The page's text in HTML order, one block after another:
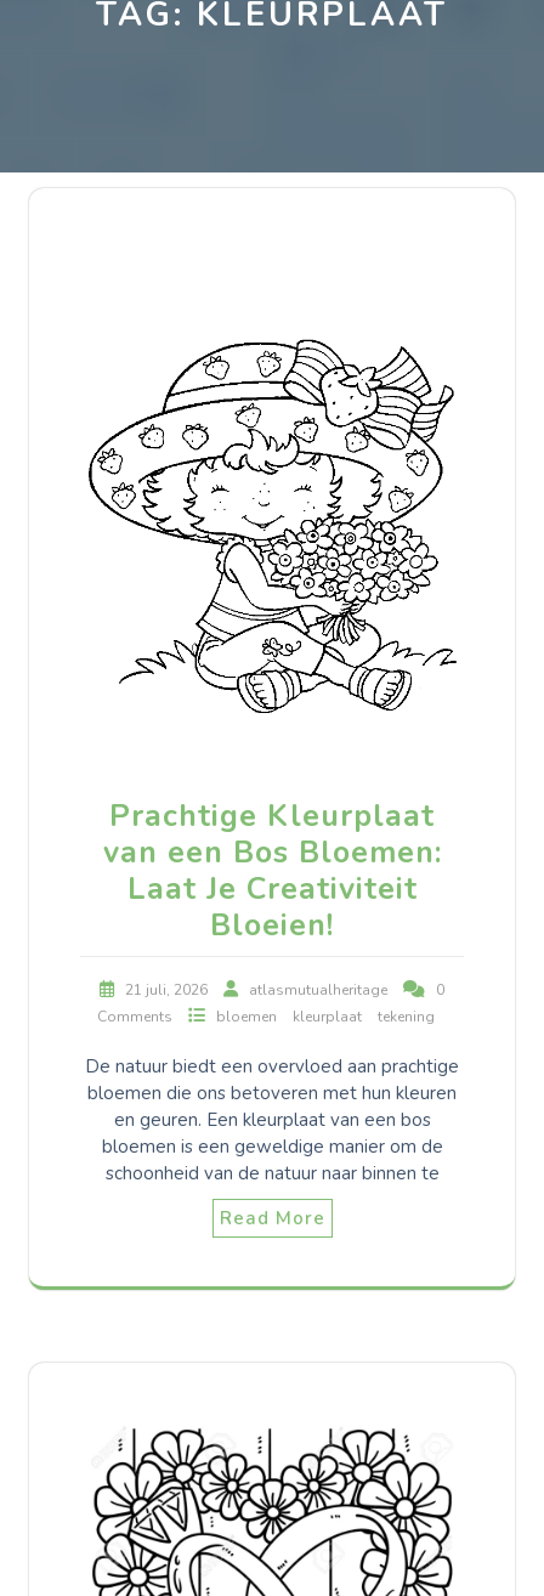
TAG: KLEURPLAAT
Prachtige Kleurplaat
van een Bos Bloemen:
Laat Je Creativiteit
Bloeien!
21 juli, 2026 atlasmutualheritage
0
Comments
bloemen kleurplaat tekening
De natuur biedt een overvloed aan prachtige
bloemen die ons betoveren met hun kleuren
en geuren. Een kleurplaat van een bos
bloemen is een geweldige manier om de
schoonheid van de natuur naar binnen te
Read More